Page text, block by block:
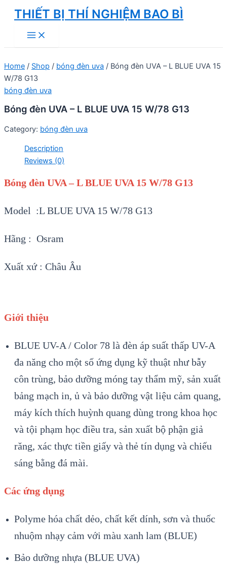
Skip
content
THIẾT BỊ THÍ NGHIỆM BAO BÌ
Main
Menu
Home / Shop / bóng đèn uva / Bóng đèn UVA – L BLUE UVA 15
W/78 G13
bóng đèn uva
Bóng đèn UVA – L BLUE UVA 15 W/78 G13
Category: bóng đèn uva
Description
Reviews (0)
Bóng đèn UVA – L BLUE UVA 15 W/78 G13
Model :L BLUE UVA 15 W/78 G13
Hãng : Osram
Xuất xứ : Châu Âu
Giới thiệu
BLUE UV-A / Color 78 là đèn áp suất thấp UV-A
đa năng cho một số ứng dụng kỹ thuật như bẫy
côn trùng, bảo dưỡng móng tay thẩm mỹ, sản xuất
bảng mạch in, ủ và bảo dưỡng vật liệu cảm quang,
máy kích thích huỳnh quang dùng trong khoa học
và tội phạm học điều tra, sản xuất bộ phận giả
răng, xác thực tiền giấy và thẻ tín dụng và chiếu
sáng bằng đá mài.
Các ứng dụng
Polyme hóa chất dẻo, chất kết dính, sơn và thuốc
nhuộm nhạy cảm với màu xanh lam (BLUE)
Bảo dưỡng nhựa (BLUE UVA)